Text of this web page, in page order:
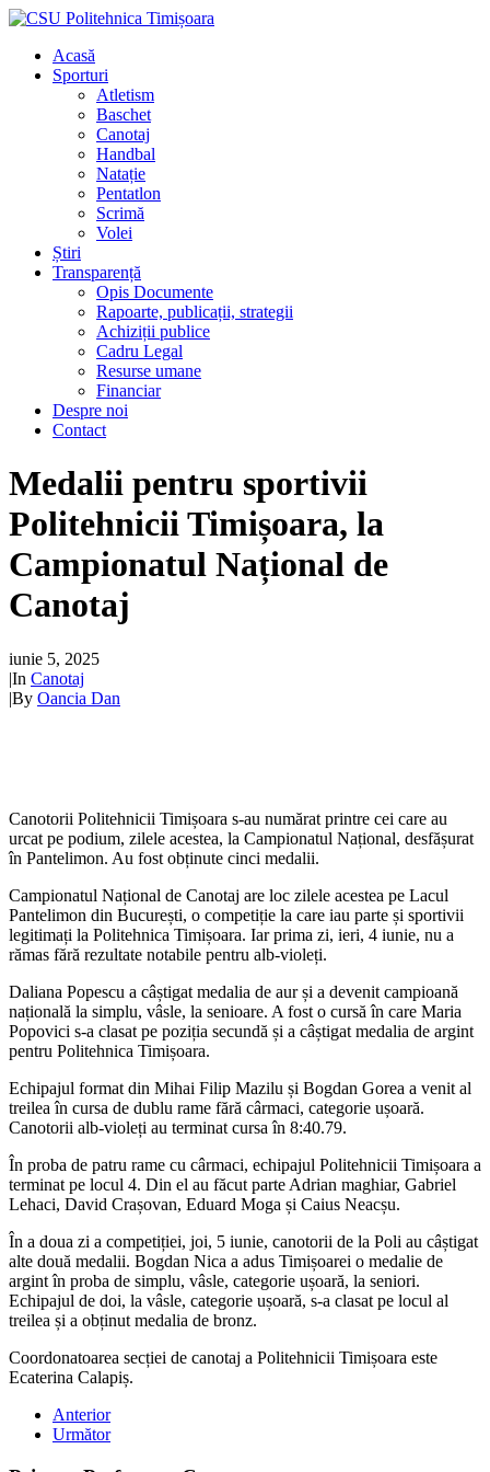
Acasă
Sporturi
Atletism
Baschet
Canotaj
Handbal
Natație
Pentatlon
Scrimă
Volei
Știri
Transparență
Opis Documente
Rapoarte, publicații, strategii
Achiziții publice
Cadru Legal
Resurse umane
Financiar
Despre noi
Contact
Medalii pentru sportivii
Politehnicii Timișoara, la
Campionatul Național de
Canotaj
iunie 5, 2025
|In Canotaj
|By Oancia Dan
Canotorii Politehnicii Timișoara s-au numărat printre cei care au
urcat pe podium, zilele acestea, la Campionatul Național, desfășurat
în Pantelimon. Au fost obținute cinci medalii.
Campionatul Național de Canotaj are loc zilele acestea pe Lacul
Pantelimon din București, o competiție la care iau parte și sportivii
legitimați la Politehnica Timișoara. Iar prima zi, ieri, 4 iunie, nu a
rămas fără rezultate notabile pentru alb-violeți.
Daliana Popescu a câștigat medalia de aur și a devenit campioană
națională la simplu, vâsle, la senioare. A fost o cursă în care Maria
Popovici s-a clasat pe poziția secundă și a câștigat medalia de argint
pentru Politehnica Timișoara.
Echipajul format din Mihai Filip Mazilu și Bogdan Gorea a venit al
treilea în cursa de dublu rame fără cârmaci, categorie ușoară.
Canotorii alb-violeți au terminat cursa în 8:40.79.
În proba de patru rame cu cârmaci, echipajul Politehnicii Timișoara a
terminat pe locul 4. Din el au făcut parte Adrian maghiar, Gabriel
Lehaci, David Crașovan, Eduard Moga și Caius Neacșu.
În a doua zi a competiției, joi, 5 iunie, canotorii de la Poli au câștigat
alte două medalii. Bogdan Nica a adus Timișoarei o medalie de
argint în proba de simplu, vâsle, categorie ușoară, la seniori.
Echipajul de doi, la vâsle, categorie ușoară, s-a clasat pe locul al
treilea și a obținut medalia de bronz.
Coordonatoarea secției de canotaj a Politehnicii Timișoara este
Ecaterina Calapiș.
Anterior
Următor